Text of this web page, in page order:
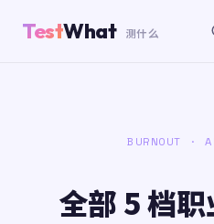
TestWhat 测什么
BURNOUT ·
全部 5 档